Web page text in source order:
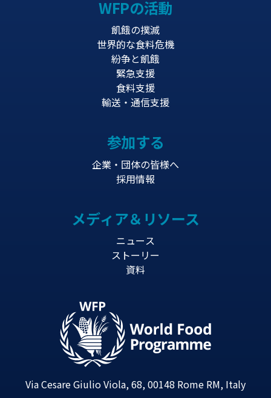
WFPの活動
飢餓の撲滅
世界的な食料危機
紛争と飢餓
緊急支援
食料支援
輸送・通信支援
参加する
企業・団体の皆様へ
採用情報
メディア＆リソース
ニュース
ストーリー
資料
Via Cesare Giulio Viola, 68, 00148 Rome RM, Italy